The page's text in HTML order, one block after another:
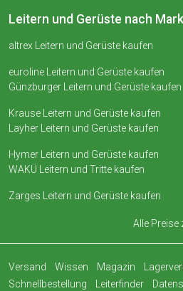
Leitern und Gerüste nach
altrex Leitern und Gerüste kaufen
euroline Leitern und Gerüste kaufen
Günzburger Leitern und Gerüste kaufen
Krause Leitern und Gerüste kaufen
Layher Leitern und Gerüste kaufen
Hymer Leitern und Gerüste kaufen
WAKÜ Leitern und Tritte kaufen
Zarges Leitern und Gerüste kaufen
Alle Preise
Versand Wissen Magazin
Schnellbestellung
Leiterfinder